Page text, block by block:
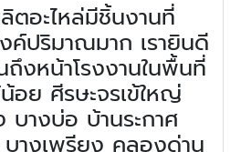
ตอะไหล่มีชิ้นงานที่
ค์ปริมาณมาก เรายินดี
ถึงหน้าโรงงานในพื้นที่
อย ศีรษะจรเข้ใหญ่
บางบ่อ บ้านระกาศ
างเพรียง คลองด่าน